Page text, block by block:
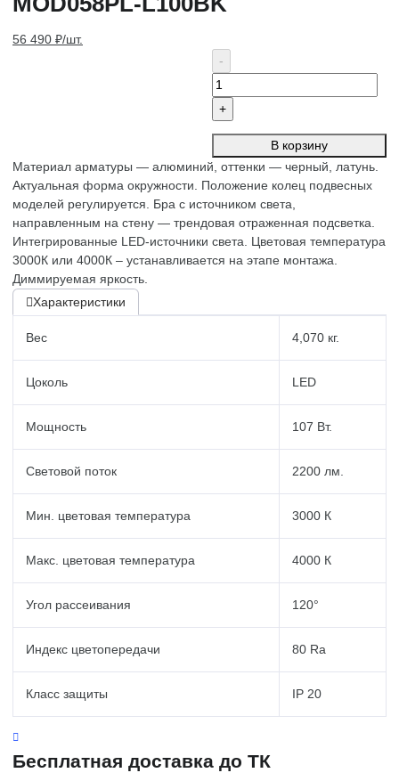
56 490 ₽/шт.
В корзину
Материал арматуры — алюминий, оттенки — черный, латунь.
Актуальная форма окружности. Положение колец подвесных
моделей регулируется. Бра с источником света,
направленным на стену — трендовая отраженная подсветка.
Интегрированные LED-источники света. Цветовая температура
3000К или 4000К – устанавливается на этапе монтажа.
Диммируемая яркость.
Характеристики
Вес 4,070 кг.
Цоколь LED
Мощность 107 Вт.
Световой поток 2200 лм.
Мин. цветовая температура 3000 К
Макс. цветовая температура 4000 К
Угол рассеивания 120°
Индекс цветопередачи 80 Ra
Класс защиты IP 20
Бесплатная доставка до ТК